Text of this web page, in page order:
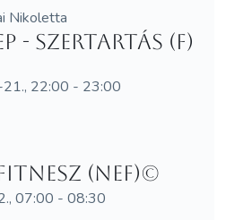
Nikoletta
- szertartás (F)
22:00 - 23:00
(NEF)©
07:00 - 08:30